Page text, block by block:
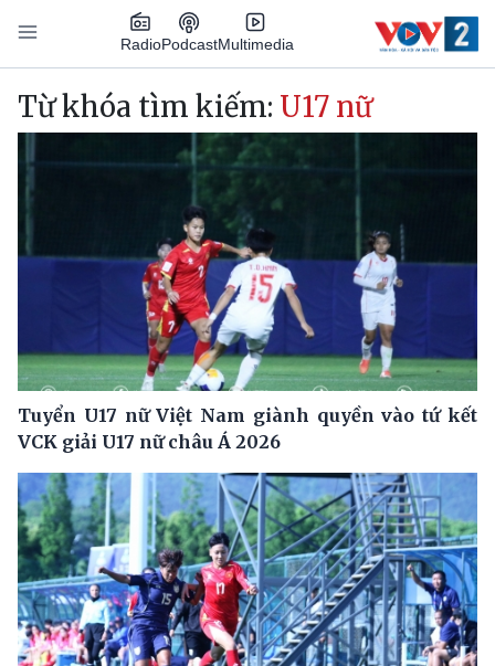
Nhảy đến nội dung
RadioPodcastMultimedia
Main navigation
Từ khóa tìm kiếm: U17 nữ
Tuyển U17 nữ Việt Nam giành quyền vào tứ kết
VCK giải U17 nữ châu Á 2026